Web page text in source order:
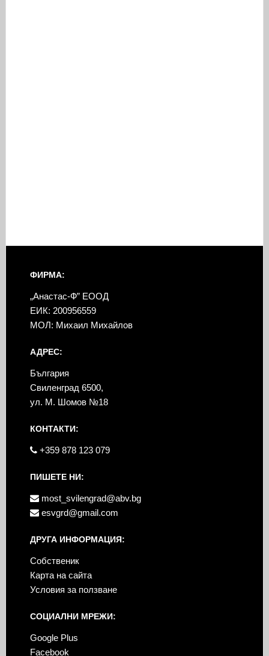
ФИРМА:
„Анастас-Ф” ЕООД
ЕИК: 200956559
МОЛ: Михаил Михайлов
АДРЕС:
България
Свиленград 6500,
ул. М. Шомов №18
КОНТАКТИ:
+359 878 123 079
ПИШЕТЕ НИ:
most_svilengrad@abv.bg
esvgrd@gmail.com
ДРУГА ИНФОРМАЦИЯ:
Собственик
Карта на сайта
Условия за ползване
СОЦИАЛНИ МРЕЖИ:
Google Plus
Facebook